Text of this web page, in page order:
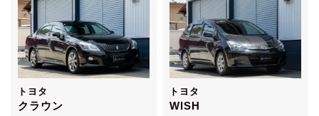
トヨタ
クラウン
トヨタ
WISH